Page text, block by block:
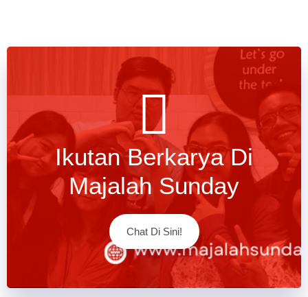
Ikutan Berkarya Di
Majalah Sunday
Chat Di Sini!